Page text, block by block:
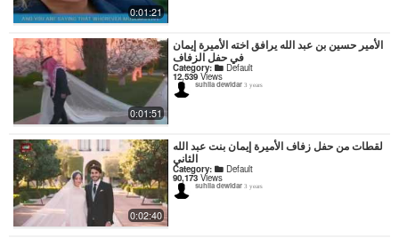
0:01:21
0:01:51
الأمير حسين بن عبد الله يرافق اخته الأميرة إيمان
في حفل الزفاف
Category: Default
12,539 Views
suhila dewidar 3 years
0:02:40
لقطات من حفل زفاف الأميرة إيمان بنت عبد الله
الثاني
Category: Default
90,173 Views
suhila dewidar 3 years